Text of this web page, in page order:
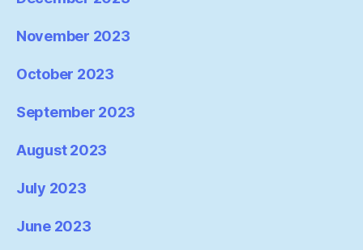
November 2023
October 2023
September 2023
August 2023
July 2023
June 2023